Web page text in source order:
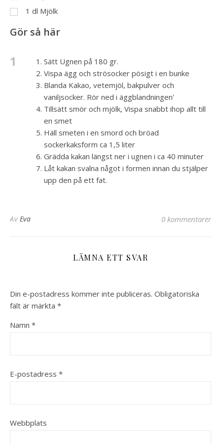
1 dl Mjölk
Gör så här
1
Sätt Ugnen på 180 gr.
Vispa ägg och strösocker pösigt i en bunke
Blanda Kakao, vetemjöl, bakpulver och
vaniljsocker. Rör ned i äggblandningen'
Tillsätt smör och mjölk, Vispa snabbt ihop allt till
en smet
Häll smeten i en smord och bröad
sockerkaksform ca 1,5 liter
Grädda kakan längst ner i ugnen i ca 40 minuter
Låt kakan svalna något i formen innan du stjälper
upp den på ett fat.
Av Eva 0 kommentarer
LÄMNA ETT SVAR
Din e-postadress kommer inte publiceras. Obligatoriska
fält är märkta *
Namn *
E-postadress *
Webbplats